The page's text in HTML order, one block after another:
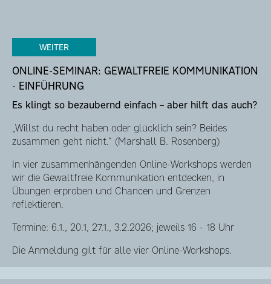
WEITER
ONLINE-SEMINAR: GEWALTFREIE KOMMUNIKATION
- EINFÜHRUNG
Es klingt so bezaubernd einfach – aber hilft das auch?
„Willst du recht haben oder glücklich sein? Beides
zusammen geht nicht.“ (Marshall B. Rosenberg)
In vier zusammenhängenden Online-Workshops werden
wir die Gewaltfreie Kommunikation entdecken, in
Übungen erproben und Chancen und Grenzen
reflektieren.
Termine: 6.1., 20.1, 27.1., 3.2.2026; jeweils 16 - 18 Uhr
Die Anmeldung gilt für alle vier Online-Workshops.